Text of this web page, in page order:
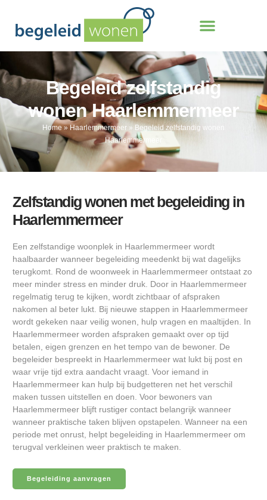
Begeleid zelfstandig
wonen Haarlemmermeer
Home»Haarlemmermeer » Begeleid zelfstandig wonen
Haarlemmermeer
Zelfstandig wonen met begeleiding in
Haarlemmermeer
Een zelfstandige woonplek in Haarlemmermeer wordt
haalbaarder wanneer begeleiding meedenkt bij wat dagelijks
terugkomt. Rond de woonweek in Haarlemmermeer ontstaat zo
meer minder stress en minder druk. Door in Haarlemmermeer
regelmatig terug te kijken, wordt zichtbaar of afspraken
nakomen al beter lukt. Bij nieuwe stappen in Haarlemmermeer
wordt gekeken naar veilig wonen, hulp vragen en maaltijden. In
Haarlemmermeer worden afspraken gemaakt over op tijd
betalen, eigen grenzen en het tempo van de bewoner. De
begeleider bespreekt in Haarlemmermeer wat lukt bij post en
waar vrije tijd extra aandacht vraagt. Voor iemand in
Haarlemmermeer kan hulp bij budgetteren net het verschil
maken tussen uitstellen en doen. Voor bewoners van
Haarlemmermeer blijft rustiger contact belangrijk wanneer
wanneer praktische taken blijven opstapelen. Wanneer na een
periode met onrust, helpt begeleiding in Haarlemmermeer om
terugval verkleinen weer praktisch te maken.
Begeleiding aanvragen